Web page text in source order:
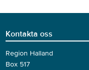
Kontakta oss
Region Halland
Box 517